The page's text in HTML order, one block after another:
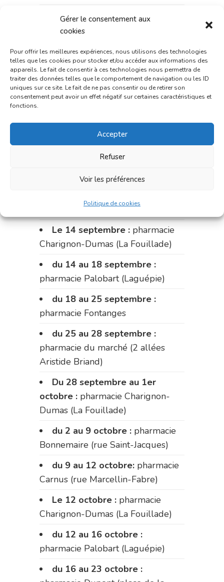
Gérer le consentement aux
cookies
Pour offrir les meilleures expériences, nous utilisons des technologies
telles que les cookies pour stocker et/ou accéder aux informations des
appareils. Le fait de consentir à ces technologies nous permettra de
traiter des données telles que le comportement de navigation ou les ID
uniques sur ce site. Le fait de ne pas consentir ou de retirer son
consentement peut avoir un effet négatif sur certaines caractéristiques et
fonctions.
Accepter
Refuser
Voir les préférences
Politique de cookies
du 21 au 28 août :pharmacie
Dupont (place de la République)
du 28 au 31 août :pharmacie
Bonnemaire (rue Saint-Jacques)
Du 31 août au 4 septembre :
pharmacie Charignon-Dumas (La
du 4 au 11 septembre :
pharmacie Carnus (rue Marcellin-
du 11 au 14 septembre :
République)
Le 14 septembre : pharmacie
Charignon-Dumas (La Fouillade)
du 14 au 18 septembre :
pharmacie Palobart (Laguépie)
du 18 au 25 septembre :
pharmacie Fontanges
du 25 au 28 septembre :
pharmacie du marché (2 allées
Aristide Briand)
Du 28 septembre au 1er
octobre : pharmacie Charignon-
Dumas (La Fouillade)
du 2 au 9 octobre : pharmacie
Bonnemaire (rue Saint-Jacques)
du 9 au 12 octobre: pharmacie
Carnus (rue Marcellin-Fabre)
Le 12 octobre : pharmacie
Charignon-Dumas (La Fouillade)
du 12 au 16 octobre :
pharmacie Palobart (Laguépie)
du 16 au 23 octobre :